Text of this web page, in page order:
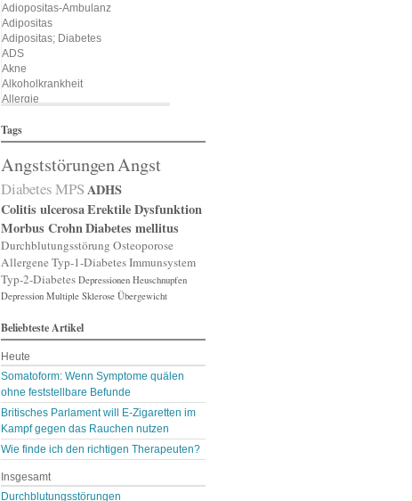
Adiopositas-Ambulanz
Adipositas
Adipositas; Diabetes
ADS
Akne
Alkoholkrankheit
Allergie
Allergischer Schnupfen
Alzheimer
Amputation
Angst
Angststörung
Angststörungen
App
Arterienverengung
Arteriosklerose
Arthritis
Arthrose
Asthma
Augenerkrankungen
Autismus
Bakterien
Bakterienansiedlung
Ballast-Stoffe
Bauchschmerzen
Biomarker
Blähungen
Blasen- oder Lungenent …
Blasenschwäche
Blutdruck
Tags
AngststörungenAngst
DiabetesMPSADHS
Colitis ulcerosaErektile Dysfunktion
Morbus CrohnDiabetes mellitus
Durchblutungsstörung Osteoporose
Allergene Typ-1-DiabetesImmunsystem
Typ-2-Diabetes Depressionen Heuschnupfen
Depression Multiple Sklerose Übergewicht
Beliebteste Artikel
Heute
Somatoform: Wenn Symptome quälen
ohne feststellbare Befunde
Britisches Parlament will E-Zigaretten im
Kampf gegen das Rauchen nutzen
Wie finde ich den richtigen Therapeuten?
Insgesamt
Durchblutungsstörungen